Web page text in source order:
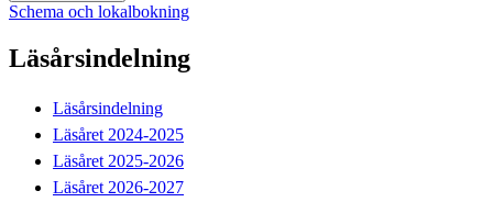
Schema och lokalbokning
Läsårsindelning
Läsårsindelning
Läsåret 2024-2025
Läsåret 2025-2026
Läsåret 2026-2027